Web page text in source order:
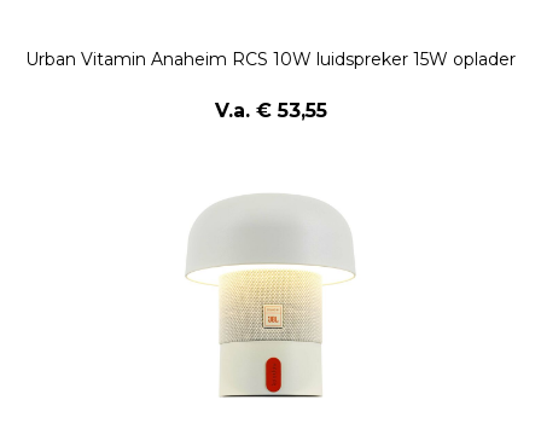
Urban Vitamin Anaheim RCS 10W luidspreker 15W oplader
V.a. € 53,55